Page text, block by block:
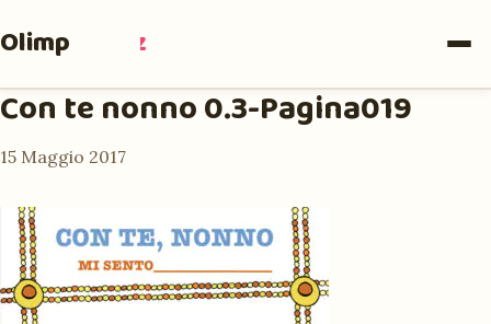
Olimpia Ruiz
Con te nonno 0.3-Pagina019
15 Maggio 2017